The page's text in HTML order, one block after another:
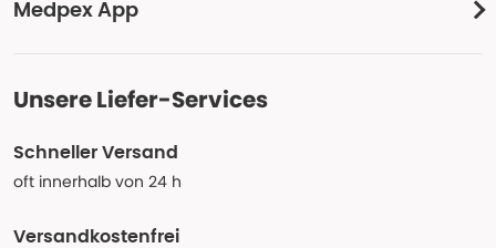
Medpex App
Unsere Liefer-Services
Schneller Versand
oft innerhalb von 24 h
Versandkostenfrei